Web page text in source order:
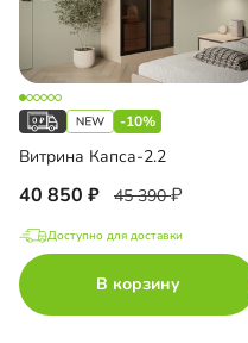
-10%
Витрина Капса-2.2
40 850 45 390
Доступно для доставки
В корзину